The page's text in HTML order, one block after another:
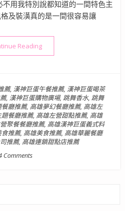
用我特別說都知道的一間特色主
及裝潢真的是一間很容易讓
Reading“【美食】高雄．左營區| 跳
薦, 漢神巨蛋午餐推薦, 漢神巨蛋喝茶
, 漢神巨蛋購物廣場, 跳舞香水, 跳舞
廳推薦, 高雄夢幻餐廳推薦, 高雄左
餐廳推薦, 高雄左營甜點推薦, 高雄
聚餐餐廳推薦, 高雄漢神巨蛋義式料
推薦, 高雄美食推薦, 高雄華麗餐廳
推薦, 高雄連鎖甜點店推薦
Comments